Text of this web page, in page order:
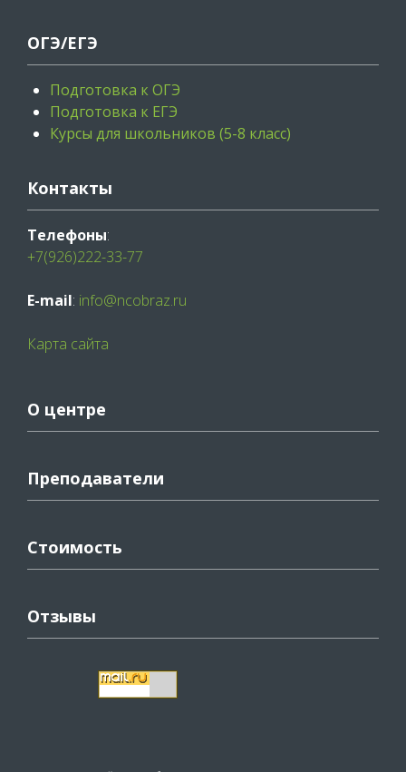
ОГЭ/ЕГЭ
Подготовка к ОГЭ
Подготовка к ЕГЭ
Курсы для школьников (5-8 класс)
Контакты
Телефоны:
+7(926)222-33-77
E-mail: info@ncobraz.ru
Карта сайта
О центре
Преподаватели
Стоимость
Отзывы